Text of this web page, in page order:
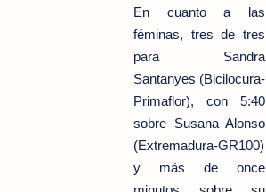
En cuanto a las
féminas, tres de tres
para Sandra
Santanyes (Bicilocura-
Primaflor), con 5:40
sobre Susana Alonso
(Extremadura-GR100)
y más de once